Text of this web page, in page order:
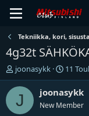
Tekniikka, kori,
4g32t
V
i
e
joonasykk
A
l
o
t
11
J joonasykk
New Member